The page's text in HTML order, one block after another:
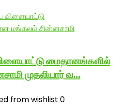
மைதானங்களில்
முதலியார் வ…
from wishlist 0